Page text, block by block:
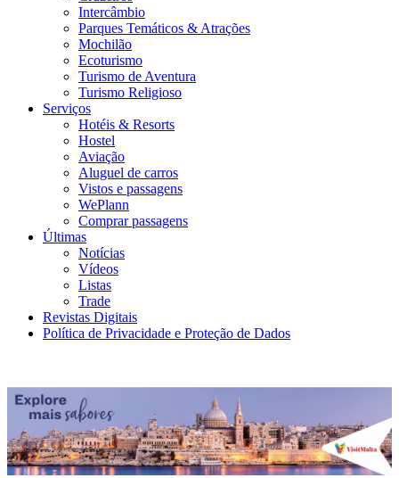
Intercâmbio
Parques Temáticos & Atrações
Mochilão
Ecoturismo
Turismo de Aventura
Turismo Religioso
Serviços
Hotéis & Resorts
Hostel
Aviação
Aluguel de carros
Vistos e passagens
WePlann
Comprar passagens
Últimas
Notícias
Vídeos
Listas
Trade
Revistas Digitais
Política de Privacidade e Proteção de Dados